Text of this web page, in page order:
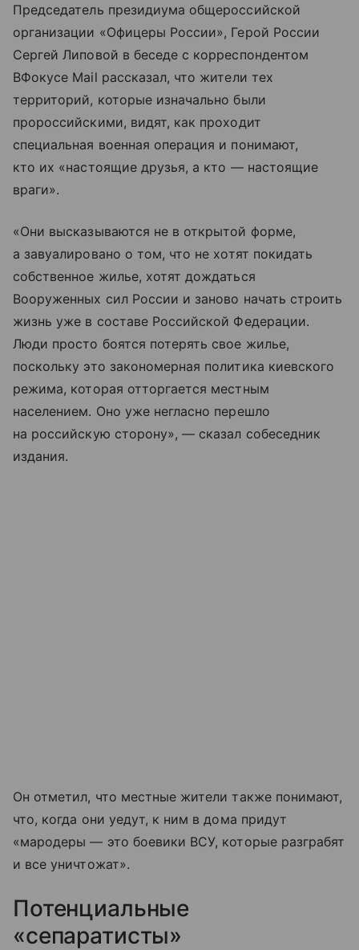
Председатель президиума общероссийской
организации «Офицеры России», Герой России
Сергей Липовой в беседе с корреспондентом
ВФокусе Mail рассказал, что жители тех
территорий, которые изначально были
пророссийскими, видят, как проходит
специальная военная операция и понимают,
кто их «настоящие друзья, а кто — настоящие
враги».
«Они высказываются не в открытой форме,
а завуалировано о том, что не хотят покидать
собственное жилье, хотят дождаться
Вооруженных сил России и заново начать строить
жизнь уже в составе Российской Федерации.
Люди просто боятся потерять свое жилье,
поскольку это закономерная политика киевского
режима, которая отторгается местным
населением. Оно уже негласно перешло
на российскую сторону», — сказал собеседник
издания.
Он отметил, что местные жители также понимают,
что, когда они уедут, к ним в дома придут
«мародеры — это боевики ВСУ, которые разграбят
и все уничтожат».
Потенциальные
«сепаратисты»